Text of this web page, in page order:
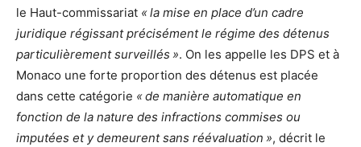
le Haut-commissariat « la mise en place d’un cadre
juridique régissant précisément le régime des détenus
particulièrement surveillés ». On les appelle les DPS et à
Monaco une forte proportion des détenus est placée
dans cette catégorie « de manière automatique en
fonction de la nature des infractions commises ou
imputées et y demeurent sans réévaluation », décrit le